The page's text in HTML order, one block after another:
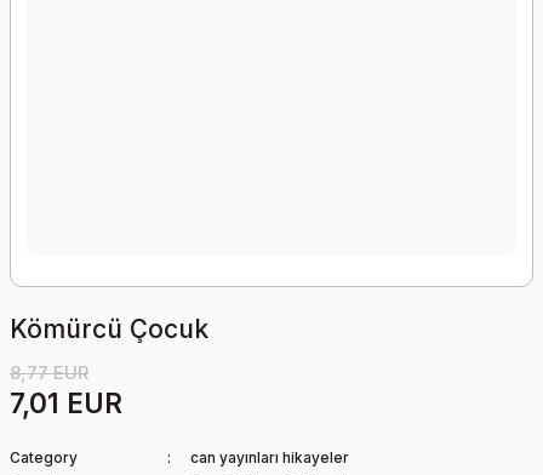
Kömürcü Çocuk
8,77 EUR
7,01 EUR
Category
can yayınları hikayeler